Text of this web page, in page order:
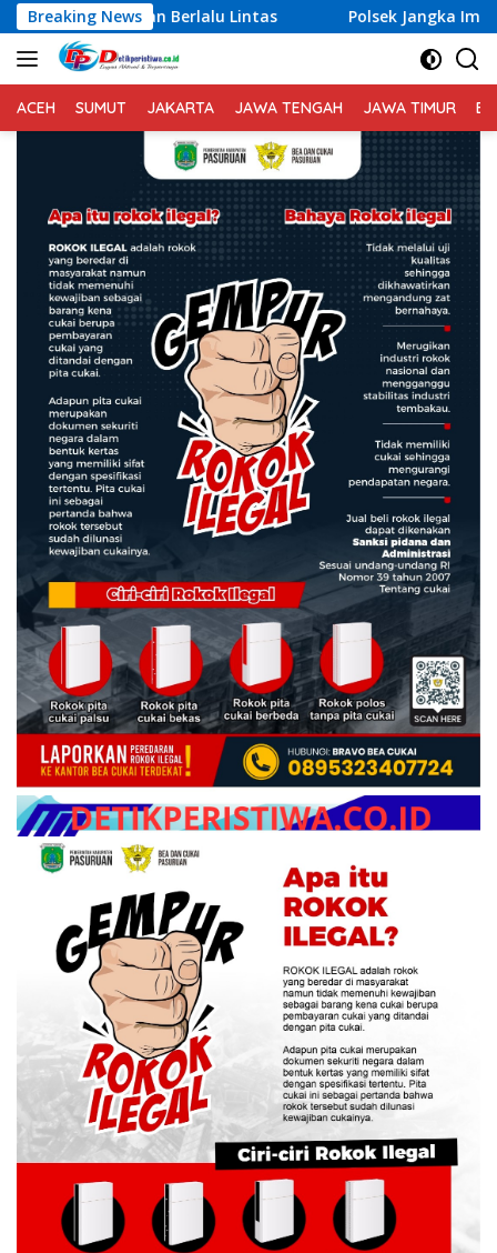
Langsung
ke
konten
Breaking News
Lintas Polsek Jangka Imbau Masyarakat
ACEH SUMUT JAKARTA JAWA TENGAH JAWA TIMUR